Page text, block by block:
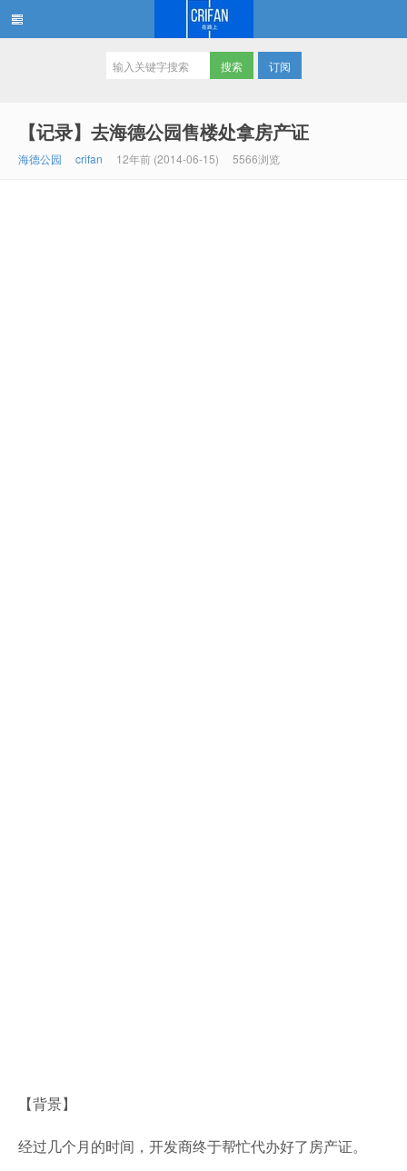
订阅
【记录】去海德公园售楼处拿房产证
海德公园 crifan 12年前 (2014-06-15) 5566浏览
【背景】
经过几个月的时间，开发商终于帮忙代办好了房产证。